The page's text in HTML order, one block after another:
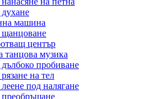
машина
център
танцова музика
пробиване
на тел
под налягане